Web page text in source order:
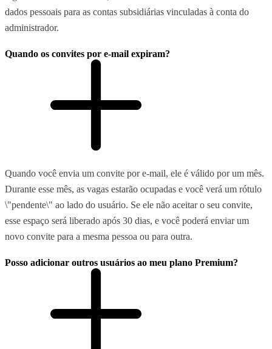
dados pessoais para as contas subsidiárias vinculadas à conta do
administrador.
Quando os convites por e-mail expiram?
Quando você envia um convite por e-mail, ele é válido por um mês.
Durante esse mês, as vagas estarão ocupadas e você verá um rótulo
\"pendente\" ao lado do usuário. Se ele não aceitar o seu convite,
esse espaço será liberado após 30 dias, e você poderá enviar um
novo convite para a mesma pessoa ou para outra.
Posso adicionar outros usuários ao meu plano Premium?